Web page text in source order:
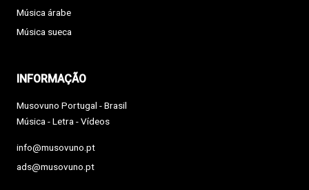
Música árabe
Música sueca
INFORMAÇÃO
Musovuno Portugal - Brasil
Música - Letra - Vídeos
info@musovuno.pt
ads@musovuno.pt